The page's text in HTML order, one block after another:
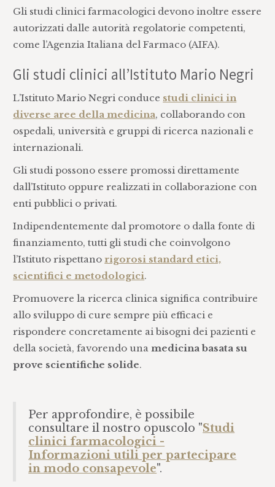
Gli studi clinici farmacologici devono inoltre essere
autorizzati dalle autorità regolatorie competenti,
come l’Agenzia Italiana del Farmaco (AIFA).
Gli studi clinici all’Istituto Mario Negri
L’Istituto Mario Negri conduce studi clinici in
diverse aree della medicina, collaborando con
ospedali, università e gruppi di ricerca nazionali e
internazionali.
Gli studi possono essere promossi direttamente
dall’Istituto oppure realizzati in collaborazione con
enti pubblici o privati.
Indipendentemente dal promotore o dalla fonte di
finanziamento, tutti gli studi che coinvolgono
l’Istituto rispettano rigorosi standard etici,
scientifici e metodologici.
Promuovere la ricerca clinica significa contribuire
allo sviluppo di cure sempre più efficaci e
rispondere concretamente ai bisogni dei pazienti e
della società, favorendo unamedicina basata su
prove scientifiche solide.
Per approfondire, è possibile
consultare il nostro opuscolo "Studi
clinici farmacologici -
Informazioni utili per partecipare
in modo consapevole".